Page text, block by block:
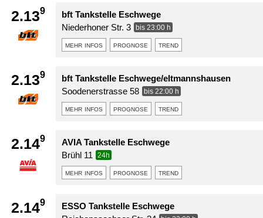
2.139
bft Tankstelle Eschwege
Niederhoner Str. 3
bis 23:00 h
mehr infos prognose trend
2.139
bft Tankstelle Eschwege/eltmannshausen
Soodenerstrasse 58
bis 22:00 h
mehr infos prognose trend
2.149
AVIA Tankstelle Eschwege
Brühl 11
24h
mehr infos prognose trend
2.149
ESSO Tankstelle Eschwege